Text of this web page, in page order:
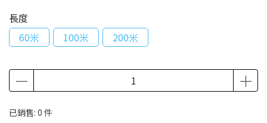
長度
60米
100米 200米
已銷售: 0 件